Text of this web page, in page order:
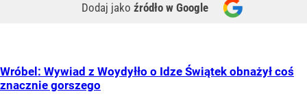
Dodaj jako źródło w Google
Wróbel: Wywiad z Woydyłło o Idze Świątek obnażył coś
znacznie gorszego